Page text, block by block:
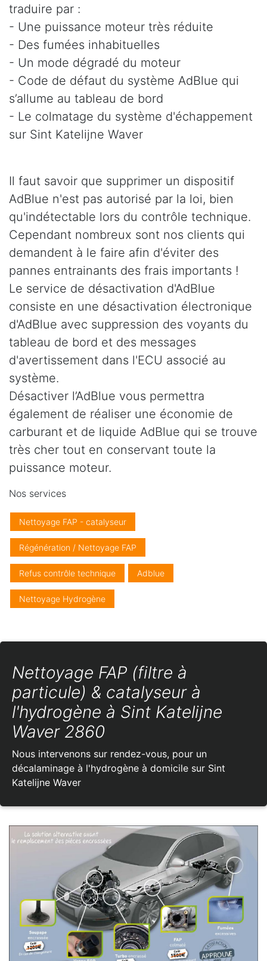
traduire par :
- Une puissance moteur très réduite
- Des fumées inhabituelles
- Un mode dégradé du moteur
- Code de défaut du système AdBlue qui
s’allume au tableau de bord
- Le colmatage du système d'échappement
sur Sint Katelijne Waver
Il faut savoir que supprimer un dispositif
AdBlue n'est pas autorisé par la loi, bien
qu'indétectable lors du contrôle technique.
Cependant nombreux sont nos clients qui
demandent à le faire afin d'éviter des
pannes entrainants des frais importants !
Le service de désactivation d'AdBlue
consiste en une désactivation électronique
d'AdBlue avec suppression des voyants du
tableau de bord et des messages
d'avertissement dans l'ECU associé au
système.
Désactiver l’AdBlue vous permettra
également de réaliser une économie de
carburant et de liquide AdBlue qui se trouve
très cher tout en conservant toute la
puissance moteur.
Nos services
Nettoyage FAP - catalyseur
Régénération / Nettoyage FAP
Refus contrôle technique Adblue
Nettoyage Hydrogène
Nettoyage FAP (filtre à
particule) & catalyseur à
l'hydrogène à Sint Katelijne
Waver 2860
Nous intervenons sur rendez-vous, pour un
décalaminage à l'hydrogène à domicile sur Sint
Katelijne Waver